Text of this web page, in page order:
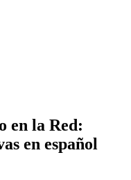
en la Red:
en español